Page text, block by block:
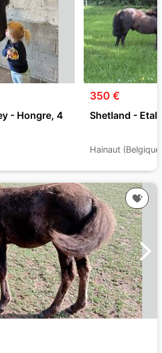
- Hongre, 4
350 €
Shetland -
Hainaut